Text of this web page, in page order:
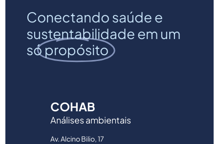
Conectando saúde e
sustentabilidade em um
sópropósito
COHAB
Análises ambientais
Av. Alcino Bilio, 17